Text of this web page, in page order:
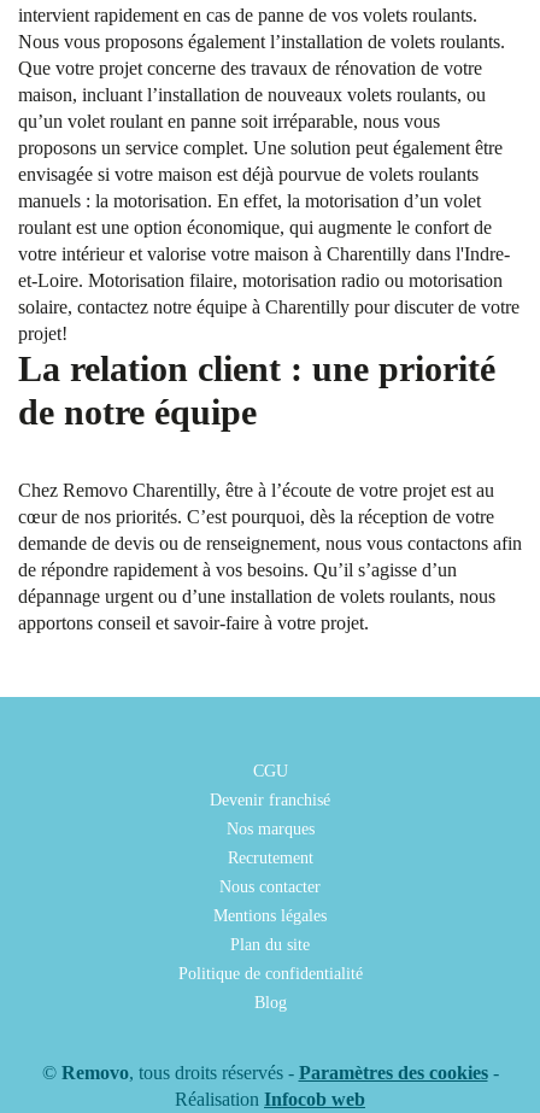
intervient rapidement en cas de panne de vos volets roulants.
Nous vous proposons également l’installation de volets roulants.
Que votre projet concerne des travaux de rénovation de votre
maison, incluant l’installation de nouveaux volets roulants, ou
qu’un volet roulant en panne soit irréparable, nous vous
proposons un service complet. Une solution peut également être
envisagée si votre maison est déjà pourvue de volets roulants
manuels : la motorisation. En effet, la motorisation d’un volet
roulant est une option économique, qui augmente le confort de
votre intérieur et valorise votre maison à Charentilly dans l'Indre-
et-Loire. Motorisation filaire, motorisation radio ou motorisation
solaire, contactez notre équipe à Charentilly pour discuter de votre
projet!
La relation client : une priorité
de notre équipe
Chez Removo Charentilly, être à l’écoute de votre projet est au
cœur de nos priorités. C’est pourquoi, dès la réception de votre
demande de devis ou de renseignement, nous vous contactons afin
de répondre rapidement à vos besoins. Qu’il s’agisse d’un
dépannage urgent ou d’une installation de volets roulants, nous
apportons conseil et savoir-faire à votre projet.
CGU
Devenir franchisé
Nos marques
Recrutement
Nous contacter
Mentions légales
Plan du site
Politique de confidentialité
Blog
© Removo, tous droits réservés - Paramètres des cookies-
Réalisation Infocob web